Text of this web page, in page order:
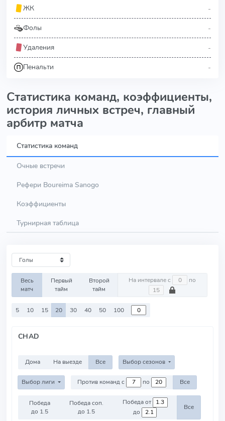
ЖК
-
Фолы -
Удаления -
Пенальти -
Статистика команд, коэффициенты,
история личных встреч, главный
арбитр матча
Статистика команд
Очные встречи
Рефери Boureima Sanogo
Коэффициенты
Турнирная таблица
Весь
матч
Первый
тайм
Второй
тайм
На интервале с по
5 10 15 20 30 40 50 100
CHAD
Дома На выезде Все Выбор сезонов
Выбор лиги Против команд с по Все
Победа
до 1.5
Победа соп.
до 1.5
Победа от
до
Все